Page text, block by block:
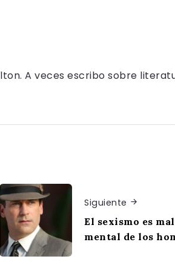
A veces escribo sobre
Siguiente
El sexismo es
mental de los